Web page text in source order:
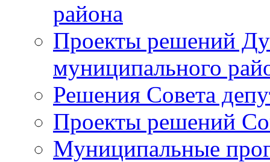
района
Проекты решений
муниципального
Решения Совета
Проекты решений
Муниципальные